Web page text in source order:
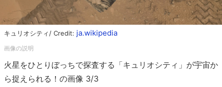
キュリオシティ/ Credit: ja.wikipedia
火星をひとりぼっちで探査する「キュリオシティ」が宇宙か
ら捉えられる！の画像 3/3